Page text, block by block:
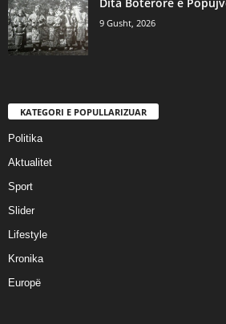
9 Gusht, 2026
KATEGORI E POPULLARIZUAR
Politika
Aktualitet
Sport
Slider
Lifestyle
Kronika
Europë